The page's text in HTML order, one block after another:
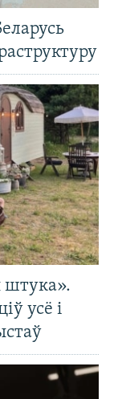
штука».
усё і